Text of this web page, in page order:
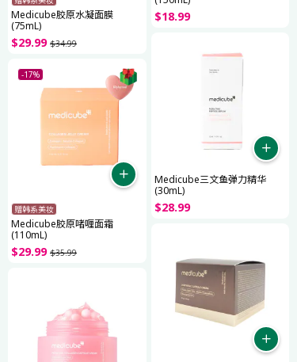
$18.99
Medicube胶原水凝面膜
(75mL)
$29.99 $34.99
Medicube三文鱼弹力精华
(30mL)
$28.99
-17%
赠韩系美妆
Medicube胶原啫喱面霜
(110mL)
$29.99 $35.99